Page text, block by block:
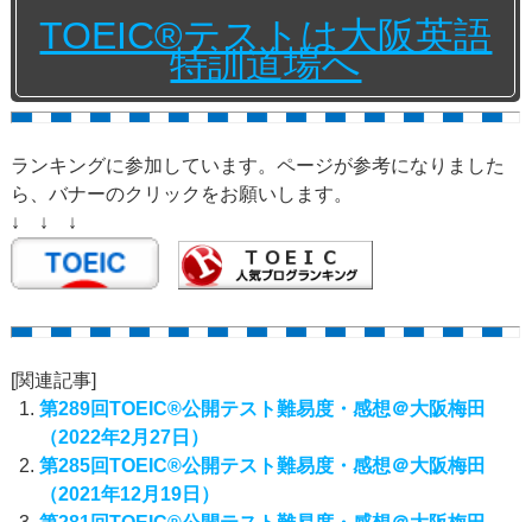
TOEIC®テストは大阪英語
特訓道場へ
ランキングに参加しています。ページが参考になりました
ら、バナーのクリックをお願いします。
↓ ↓ ↓
[関連記事]
第289回TOEIC®公開テスト難易度・感想＠大阪梅田
（2022年2月27日）
第285回TOEIC®公開テスト難易度・感想＠大阪梅田
（2021年12月19日）